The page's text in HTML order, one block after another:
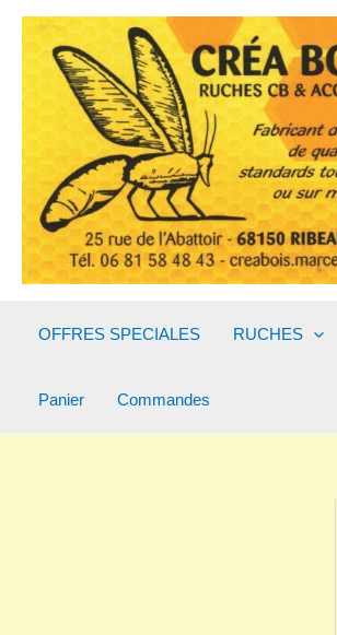
contenu
OFFRES SPECIALES RUCHES
Panier Commandes